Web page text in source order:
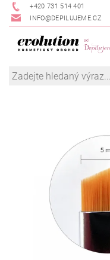
+420 731 514 401
INFO@DEPILUJEME.CZ